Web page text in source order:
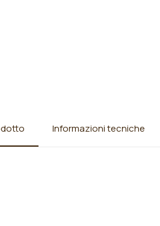
Informazioni tecniche